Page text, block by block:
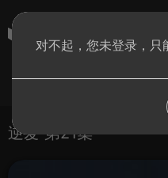
逆爱 第21集
对不起，您未登录，只